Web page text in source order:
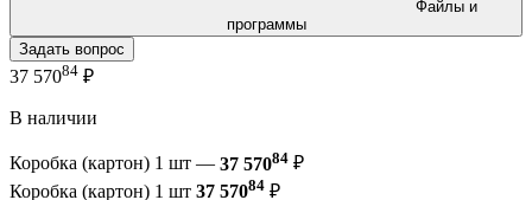
программы
Задать вопрос
37 57084 ₽
В наличии
Коробка (картон) 1 шт — 37 57084 ₽
Коробка (картон) 1 шт 37 57084 ₽